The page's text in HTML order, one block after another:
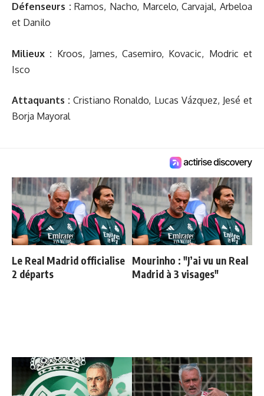
Défenseurs :Ramos, Nacho, Marcelo, Carvajal, Arbeloa
et Danilo
Milieux : Kroos, James, Casemiro, Kovacic, Modric et
Isco
Attaquants :Cristiano Ronaldo, Lucas Vázquez, Jesé et
Borja Mayoral
Le Real Madrid officialise
2 départs
Mourinho : "J’ai vu un Real
Madrid à 3 visages"